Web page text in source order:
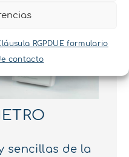
RGPDUE formulario
contacto
sencillas de la